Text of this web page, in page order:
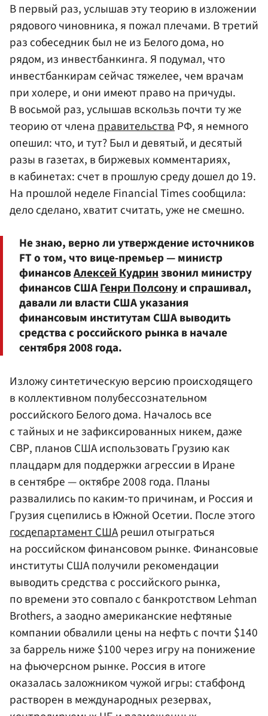
В первый раз, услышав эту теорию в изложении
рядового чиновника, я пожал плечами. В третий
раз собеседник был не из Белого дома, но
рядом, из инвестбанкинга. Я подумал, что
инвестбанкирам сейчас тяжелее, чем врачам
при холере, и они имеют право на причуды.
В восьмой раз, услышав вскользь почти ту же
теорию от членаправительстваРФ, я немного
опешил: что, и тут? Был и девятый, и десятый
разы в газетах, в биржевых комментариях,
в кабинетах: счет в прошлую среду дошел до 19.
На прошлой неделе Financial Times сообщила:
дело сделано, хватит считать, уже не смешно.
Не знаю, верно ли утверждение источников
FT о том, что вице-премьер — министр
финансовАлексей Кудринзвонил министру
финансов СШАГенри Полсонуи спрашивал,
давали ли власти США указания
финансовым институтам США выводить
средства с российского рынка в начале
сентября 2008 года.
Изложу синтетическую версию происходящего
в коллективном полубессознательном
российского Белого дома. Началось все
с тайных и не зафиксированных никем, даже
СВР, планов США использовать Грузию как
плацдарм для поддержки агрессии в Иране
в сентябре — октябре 2008 года. Планы
развалились по каким-то причинам, и Россия и
Грузия сцепились в Южной Осетии. После этого
госдепартамент СШАрешил отыграться
на российском финансовом рынке. Финансовые
институты США получили рекомендации
выводить средства с российского рынка,
по времени это совпало с банкротством Lehman
Brothers, а заодно американские нефтяные
компании обвалили цены на нефть с почти $140
за баррель ниже $100 через игру на понижение
на фьючерсном рынке. Россия в итоге
оказалась заложником чужой игры: стабфонд
растворен в международных резервах,